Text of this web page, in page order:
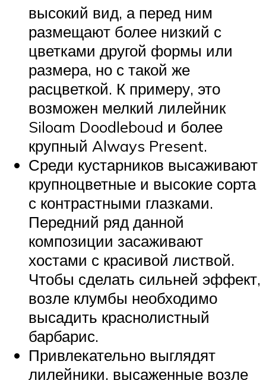
высокий вид, а перед ним
размещают более низкий с
цветками другой формы или
размера, но с такой же
расцветкой. К примеру, это
возможен мелкий лилейник
Siloam Doodleboud и более
крупный Always Present.
Среди кустарников высаживают
крупноцветные и высокие сорта
с контрастными глазками.
Передний ряд данной
композиции засаживают
хостами с красивой листвой.
Чтобы сделать сильней эффект,
возле клумбы необходимо
высадить краснолистный
барбарис.
Привлекательно выглядят
лилейники, высаженные возле